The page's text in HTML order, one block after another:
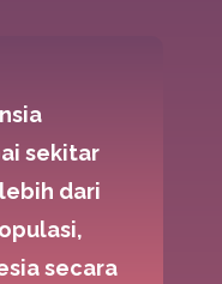
sekitar
dari
secara